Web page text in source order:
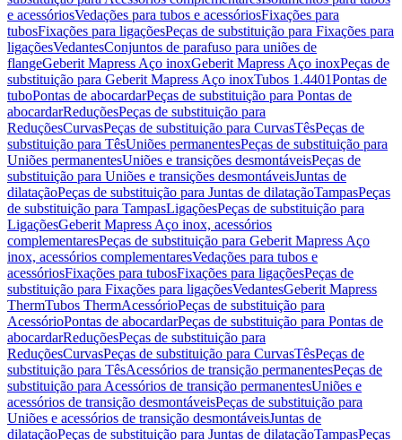
e acessóriosVedações para tubos e acessóriosFixações para
tubosFixações para ligaçõesPeças de substituição para Fixações para
ligaçõesVedantesConjuntos de parafuso para uniões de
flangeGeberit Mapress Aço inoxGeberit Mapress Aço inoxPeças de
substituição para Geberit Mapress Aço inoxTubos 1.4401Pontas de
tuboPontas de abocardarPeças de substituição para Pontas de
abocardarReduçõesPeças de substituição para
ReduçõesCurvasPeças de substituição para CurvasTêsPeças de
substituição para TêsUniões permanentesPeças de substituição para
Uniões permanentesUniões e transições desmontáveisPeças de
substituição para Uniões e transições desmontáveisJuntas de
dilataçãoPeças de substituição para Juntas de dilataçãoTampasPeças
de substituição para TampasLigaçõesPeças de substituição para
LigaçõesGeberit Mapress Aço inox, acessórios
complementaresPeças de substituição para Geberit Mapress Aço
inox, acessórios complementaresVedações para tubos e
acessóriosFixações para tubosFixações para ligaçõesPeças de
substituição para Fixações para ligaçõesVedantesGeberit Mapress
ThermTubos ThermAcessórioPeças de substituição para
AcessórioPontas de abocardarPeças de substituição para Pontas de
abocardarReduçõesPeças de substituição para
ReduçõesCurvasPeças de substituição para CurvasTêsPeças de
substituição para TêsAcessórios de transição permanentesPeças de
substituição para Acessórios de transição permanentesUniões e
acessórios de transição desmontáveisPeças de substituição para
Uniões e acessórios de transição desmontáveisJuntas de
dilataçãoPeças de substituição para Juntas de dilataçãoTampasPeças